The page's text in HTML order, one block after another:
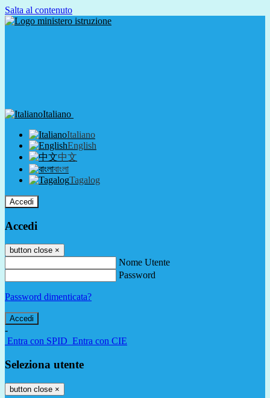
Salta al contenuto
Italiano
Italiano
English
中文
বাংলা
Tagalog
Accedi
Accedi
button close ×
Nome Utente
Password
Password dimenticata?
-
Entra con SPID Entra con CIE
Seleziona utente
button close ×